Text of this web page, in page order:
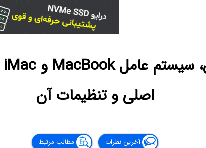
اصلی و تنظیمات آن
آخرین نظرات مطالب مرتبط